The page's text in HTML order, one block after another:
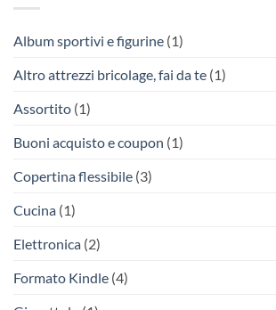
Album sportivi e figurine (1)
Altro attrezzi bricolage, fai da te (1)
Assortito (1)
Buoni acquisto e coupon (1)
Copertina flessibile (3)
Cucina (1)
Elettronica (2)
Formato Kindle (4)